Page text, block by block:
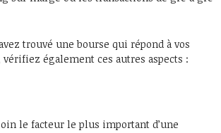
trouvé une bourse qui répond à vos
vérifiez également ces autres aspects :
le facteur le plus important d’une